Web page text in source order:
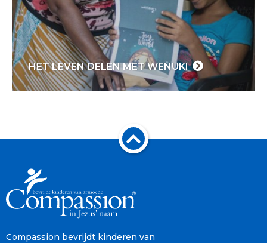
HET LEVEN DELEN MET WENUKI
Compassion bevrijdt kinderen van